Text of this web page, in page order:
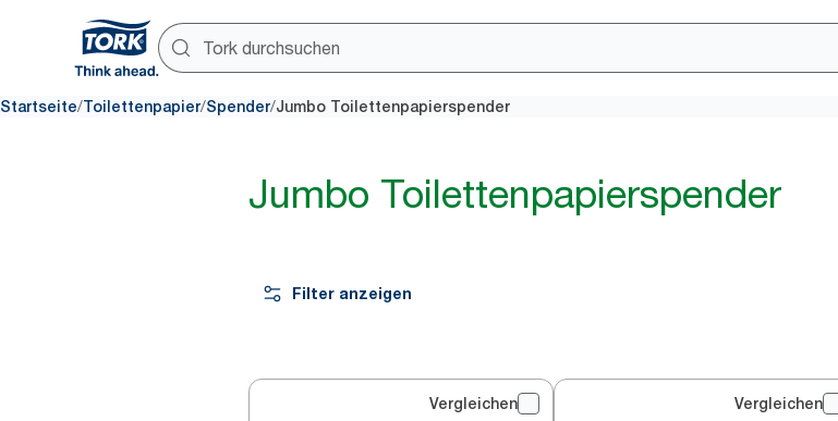
Startseite/Toilettenpapier/Spender/Jumbo Toilettenpapierspender
Jumbo Toilettenpapierspender
Filter anzeigen
Vergleichen Vergleichen